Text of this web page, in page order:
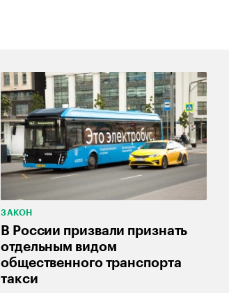
ЗАКОН
В России призвали признать
отдельным видом
общественного транспорта
такси